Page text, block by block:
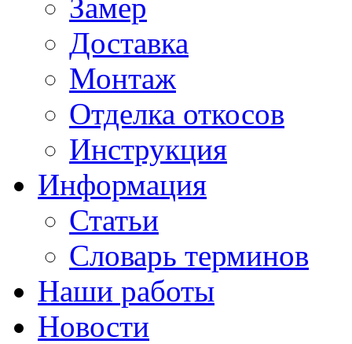
Замер
Доставка
Монтаж
Отделка откосов
Инструкция
Информация
Статьи
Словарь терминов
Наши работы
Новости